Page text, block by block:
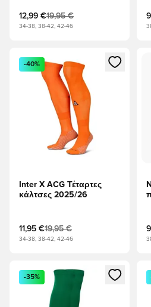
12,99 €19,95 €
34-38, 38-42, 42-46
Ανοίγει ένα Modal για να
-40%
Inter X ACG Τέταρτες
κάλτσες 2025/26
11,95 €19,95 €
34-38, 38-42, 42-46
Ανοίγει ένα Modal για να
-35%